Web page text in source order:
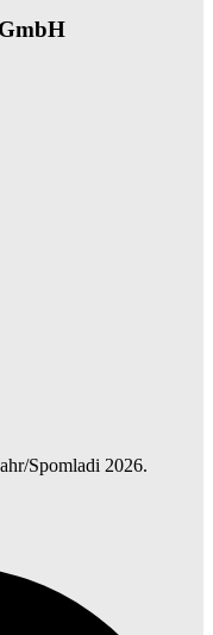
Spomladi 2026.